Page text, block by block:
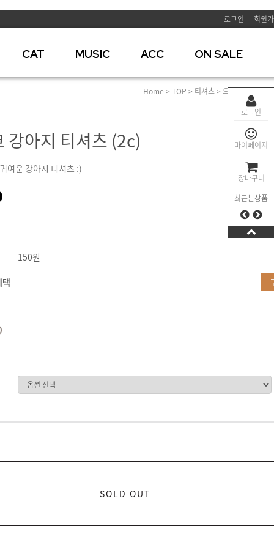
로그인
마이페이지
장바구니
최근본상품
로그인 회원
CAT MUSIC ACC ON SALE
Home > TOP > 티셔츠> 오버로크 강아
강아지 티셔츠 (2c)
여운 강아지 티셔츠 :)
150원
택
SOLD OUT